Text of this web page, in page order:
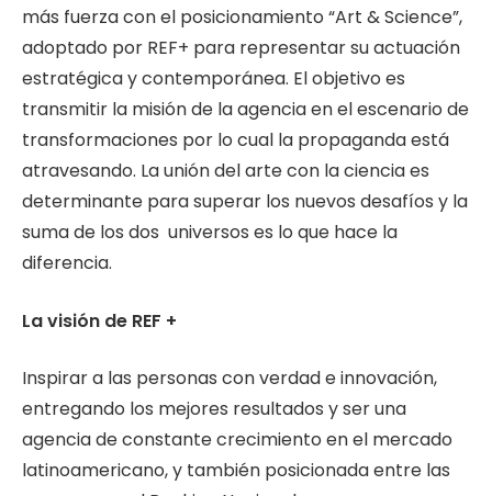
más fuerza con el posicionamiento “Art & Science”,
adoptado por REF+ para representar su actuación
estratégica y contemporánea. El objetivo es
transmitir la misión de la agencia en el escenario de
transformaciones por lo cual la propaganda está
atravesando. La unión del arte con la ciencia es
determinante para superar los nuevos desafíos y la
suma de los dos universos es lo que hace la
diferencia.
La visión de REF +
Inspirar a las personas con verdad e innovación,
entregando los mejores resultados y ser una
agencia de constante crecimiento en el mercado
latinoamericano, y también posicionada entre las